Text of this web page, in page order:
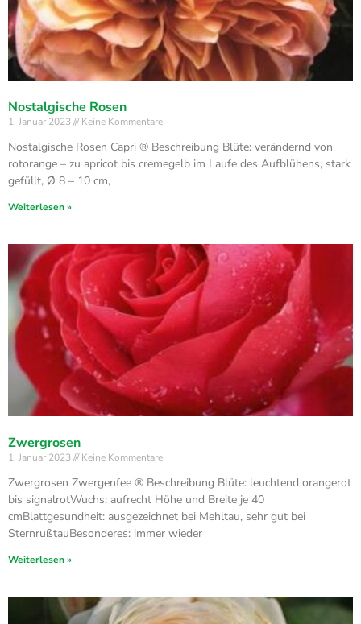
Nostalgische Rosen
1. Januar 2023 Keine Kommentare
Nostalgische Rosen Capri ® Beschreibung Blüte: verändernd von
rotorange – zu apricot bis cremegelb im Laufe des Aufblühens, stark
gefüllt, Ø 8 – 10 cm,
Weiterlesen »
Zwergrosen
1. Januar 2023 Keine Kommentare
Zwergrosen Zwergenfee ® Beschreibung Blüte: leuchtend orangerot
bis signalrotWuchs: aufrecht Höhe und Breite je 40
cmBlattgesundheit: ausgezeichnet bei Mehltau, sehr gut bei
SternrußtauBesonderes: immer wieder
Weiterlesen »